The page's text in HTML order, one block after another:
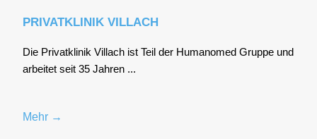
PRIVATKLINIK VILLACH
Die Pri­vat­kli­nik Vil­lach ist Teil der Huma­no­med Grup­pe und
arbei­tet seit 35 Jah­ren ...
Mehr →